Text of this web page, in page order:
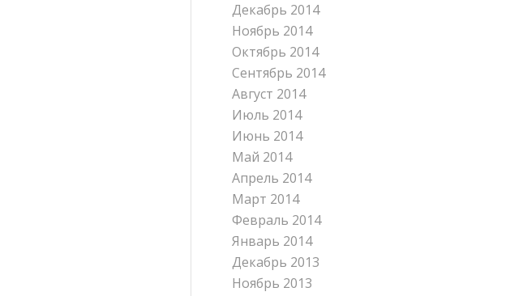
Декабрь 2014
Ноябрь 2014
Октябрь 2014
Сентябрь 2014
Август 2014
Июль 2014
Июнь 2014
Май 2014
Апрель 2014
Март 2014
Февраль 2014
Январь 2014
Декабрь 2013
Ноябрь 2013